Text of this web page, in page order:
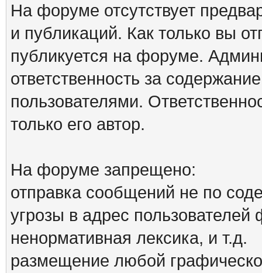
На форуме отсутствует
и публикаций. Как только вы
публикуется на форуме.
ответственность за
пользователями.
только его автор.
На форуме запрещено:
отправка сообщений не по
угрозы в адрес
ненормативная лексика, и т.д.
размещение любой